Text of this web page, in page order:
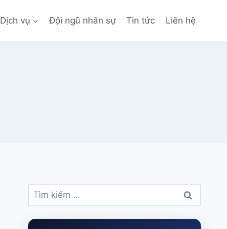
Dịch vụ Đội ngũ nhân sự Tin tức Liên hệ
Tìm
kiếm
cho: